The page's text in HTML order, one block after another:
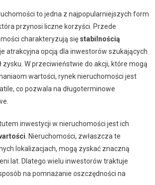
to jedna z najpopularniejszych form
przynosi liczne korzyści. Przede
charakteryzują się stabilnością
atrakcyjna opcją dla inwestorów szukających
zysku. W przeciwieństwie do akcji, które mogą
wartości, rynek nieruchomości jest
co pozwala na długoterminowe
inwestycji w nieruchomości jest ich
. Nieruchomości, zwłaszcza te
lokalizacjach, mogą zyskać znaczną
lat. Dlatego wielu inwestorów traktuje
na pomnażanie oszczędności na